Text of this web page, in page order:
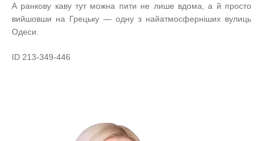
А ранкову каву тут можна пити не лише вдома, а й просто
вийшовши на Грецьку — одну з найатмосферніших вулиць
Одеси.
ID 213-349-446